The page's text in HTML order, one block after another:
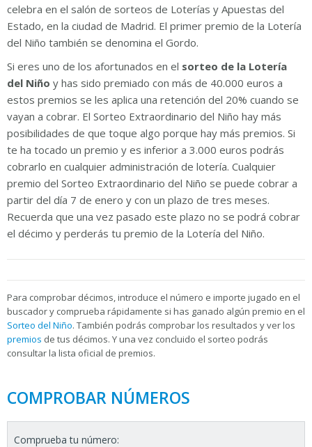
celebra en el salón de sorteos de Loterías y Apuestas del
Estado, en la ciudad de Madrid. El primer premio de la Lotería
del Niño también se denomina el Gordo.
Si eres uno de los afortunados en el sorteo de la Lotería
del Niño y has sido premiado con más de 40.000 euros a
estos premios se les aplica una retención del 20% cuando se
vayan a cobrar. El Sorteo Extraordinario del Niño hay más
posibilidades de que toque algo porque hay más premios. Si
te ha tocado un premio y es inferior a 3.000 euros podrás
cobrarlo en cualquier administración de lotería. Cualquier
premio del Sorteo Extraordinario del Niño se puede cobrar a
partir del día 7 de enero y con un plazo de tres meses.
Recuerda que una vez pasado este plazo no se podrá cobrar
el décimo y perderás tu premio de la Lotería del Niño.
Para comprobar décimos, introduce el número e importe jugado en el
buscador y comprueba rápidamente si has ganado algún premio en el
Sorteo del Niño. También podrás comprobar los resultados y ver los
premios de tus décimos. Y una vez concluido el sorteo podrás
consultar la lista oficial de premios.
COMPROBAR NÚMEROS
Comprueba tu número: